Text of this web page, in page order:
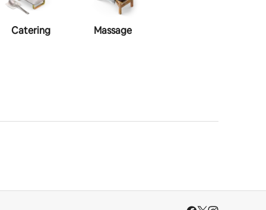
Catering Massage